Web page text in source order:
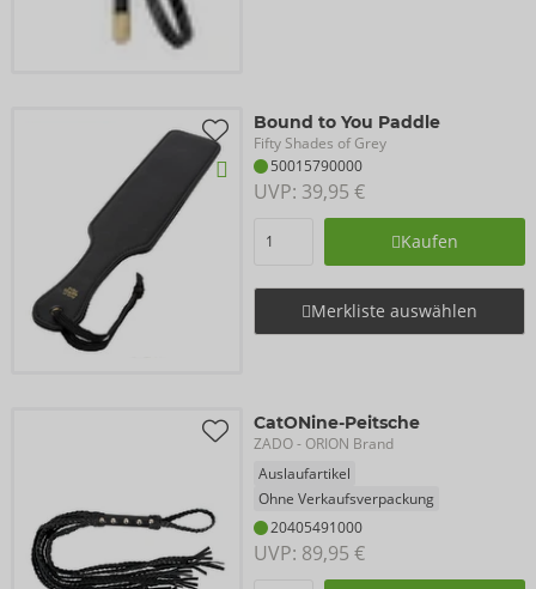
Bound to You Paddle
Fifty Shades of Grey
50015790000
UVP: 39,95 €
Kaufen
Merkliste auswählen
CatONine-Peitsche
ZADO- ORION Brand
Auslaufartikel
Ohne Verkaufsverpackung
20405491000
UVP: 89,95 €